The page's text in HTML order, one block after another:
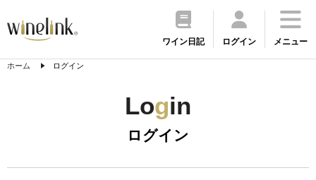
ワイン日記 ログイン メニュー
ホーム ログイン
Login
ログイン